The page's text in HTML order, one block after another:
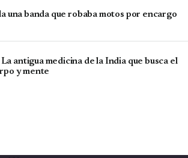
una banda que robaba motos por encargo
antigua medicina de la India que busca el
y mente